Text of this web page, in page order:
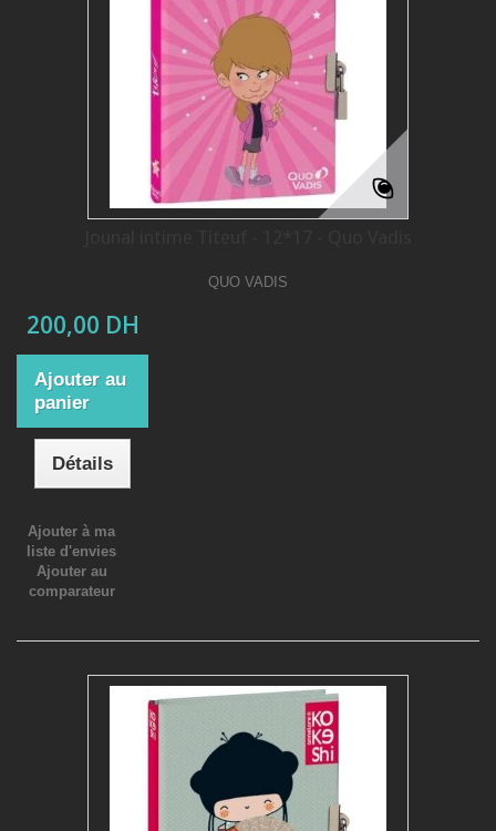
QUO VADIS
200,00 DH
Ajouter au
panier
Détails
Ajouter à ma
liste d'envies
Ajouter au
comparateur